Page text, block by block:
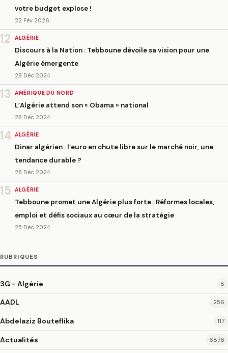
votre budget explose !
22 Fév 2026
12 ALGÉRIE
Discours à la Nation : Tebboune dévoile sa vision pour une
Algérie émergente
28 Déc 2024
13 AMÉRIQUE DU NORD
L’Algérie attend son « Obama » national
28 Déc 2024
14 ALGÉRIE
Dinar algérien : l’euro en chute libre sur le marché noir, une
tendance durable ?
28 Déc 2024
15 ALGÉRIE
Tebboune promet une Algérie plus forte : Réformes locales,
emploi et défis sociaux au cœur de la stratégie
25 Déc 2024
RUBRIQUES
3G - Algérie 8
AADL 256
Abdelaziz Bouteflika 117
Actualités 6876